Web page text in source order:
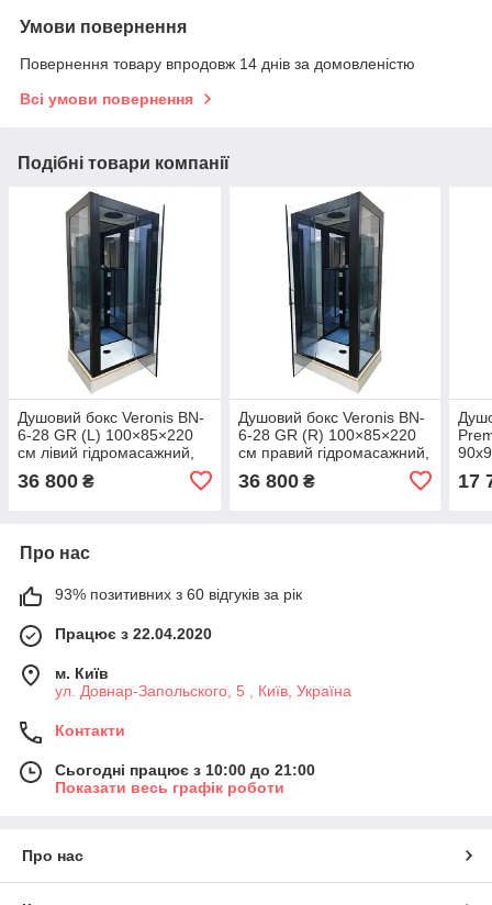
Умови повернення
Повернення товару впродовж 14 днів за домовленістю
Всі умови повернення
Подібні товари компанії
Душовий бокс Veronis BN-
6-28 GR (L) 100×85×220
см лівий гідромасажний,
36 800 ₴
Душовий бокс Veronis BN-
6-28 GR (R) 100×85×220
см правий гідромасажний,
36 800₴ 17
Про нас
93% позитивних з 60 відгуків за рік
Працює з 22.04.2020
м. Київ
ул. Довнар-Запольского, 5 , Київ, Україна
Контакти
Сьогодні працює з 10:00 до 21:00
Показати весь графік роботи
Про нас